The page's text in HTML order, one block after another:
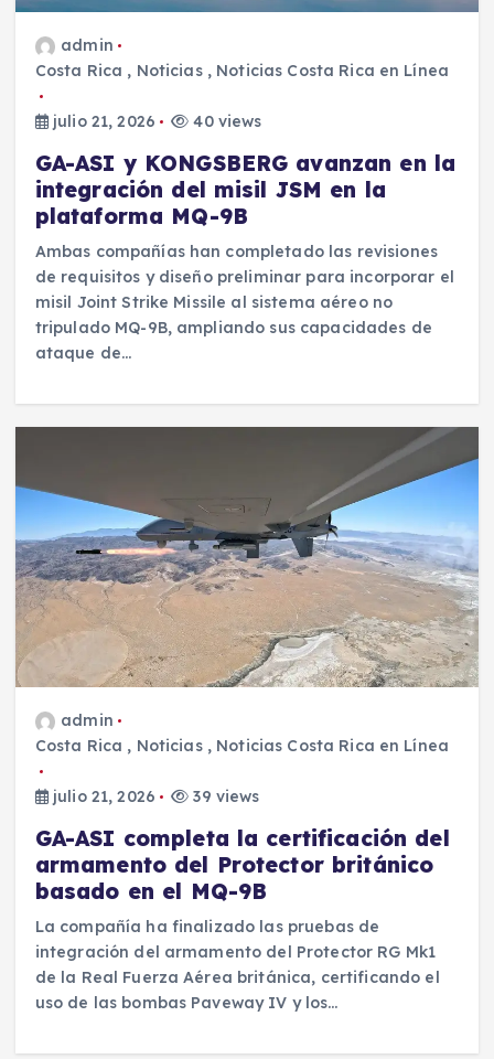
admin
Costa Rica , Noticias, Noticias Costa Rica en Línea
julio 21, 2026 40 views
GA-ASI y KONGSBERG avanzan en la
integración del misil JSM en la
plataforma MQ-9B
Ambas compañías han completado las revisiones
de requisitos y diseño preliminar para incorporar el
misil Joint Strike Missile al sistema aéreo no
tripulado MQ-9B, ampliando sus capacidades de
ataque de…
admin
Costa Rica , Noticias, Noticias Costa Rica en Línea
julio 21, 2026 39 views
GA-ASI completa la certificación del
armamento del Protector británico
basado en el MQ-9B
La compañía ha finalizado las pruebas de
integración del armamento del Protector RG Mk1
de la Real Fuerza Aérea británica, certificando el
uso de las bombas Paveway IV y los…